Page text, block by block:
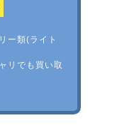
ー類(ライト
リでも買い取